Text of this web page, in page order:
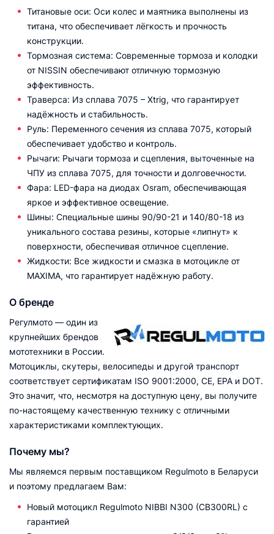
Титановые оси: Оси колес и маятника выполнены из
титана, что обеспечивает лёгкость и прочность
конструкции.
Тормозная система: Современные тормоза и колодки
от NISSIN обеспечивают отличную тормозную
эффективность.
Траверса: Из сплава 7075 – Xtrig, что гарантирует
надёжность и стабильность.
Руль: Переменного сечения из сплава 7075, который
обеспечивает удобство и контроль.
Рычаги: Рычаги тормоза и сцепления, выточенные на
ЧПУ из сплава 7075, для точности и долговечности.
Фара: LED-фара на диодах Osram, обеспечивающая
яркое и эффективное освещение.
Шины: Специальные шины 90/90-21 и 140/80-18 из
уникального состава резины, которые «липнут» к
поверхности, обеспечивая отличное сцепление.
Жидкости: Все жидкости и смазка в мотоцикле от
MAXIMA, что гарантирует надёжную работу.
О бренде
Регулмото — один из
крупнейших брендов
мототехники в России.
Мотоциклы, скутеры, велосипеды и другой транспорт
соответствует сертификатам ISO 9001:2000, CE, EPA и DOT.
Это значит, что, несмотря на доступную цену, вы получите
по-настоящему качественную технику с отличными
характеристиками комплектующих.
Почему мы?
Мы являемся первым поставщиком Regulmoto в Беларуси
и поэтому предлагаем Вам:
Новый мотоцикл Regulmoto NIBBI N300 (СB300RL) с
гарантией